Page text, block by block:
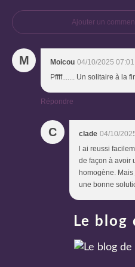
Ajouter un
M Moicou 04/10/2025 07:01
Pffff....... Un solitaire à la
Répondre
C clade 04/10/
l ai reussi
de façon à avoir
homogène.
une bonne
Le blog